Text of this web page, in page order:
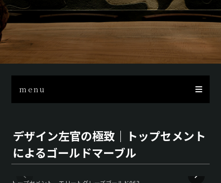
menu
デザイン左官の極致｜トップセメント
によるゴールドマーブル